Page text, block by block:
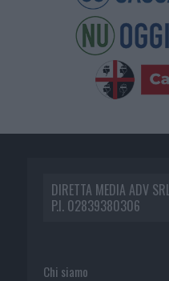
DIRETTA MEDIA ADV SRL
P.I. 02839380306
Chi siamo